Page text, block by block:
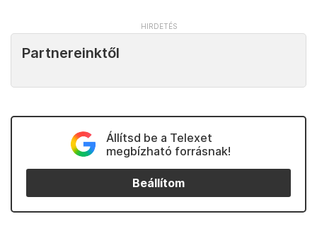
Partnereinktől
Állítsd be a Telexet
megbízható forrásnak!
Beállítom